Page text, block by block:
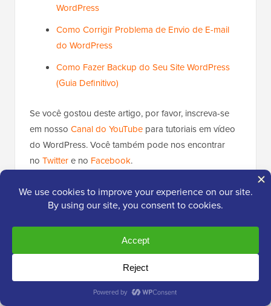
WordPress
Como Corrigir Problema de Envio de E-mail
do WordPress
Como Fazer Backup do Seu Site WordPress
(Guia Definitivo)
Se você gostou deste artigo, por favor, inscreva-se
em nosso Canal do YouTube para tutoriais em vídeo
do WordPress. Você também pode nos encontrar
no Twittere no Facebook.
Popular no WPBeginnerAgora Mesmo!